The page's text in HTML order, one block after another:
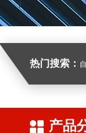
热门搜索： 自动自动化
产品